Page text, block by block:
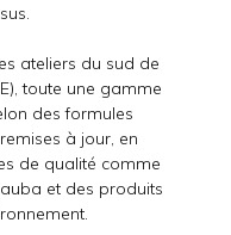
ateliers du sud de
toute une gamme
des formules
à jour, en
de qualité comme
et des produits